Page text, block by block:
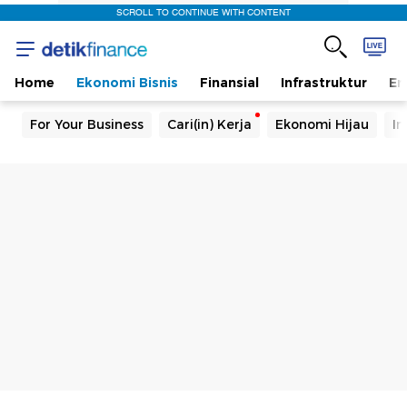
SCROLL TO CONTINUE WITH CONTENT
Home Ekonomi Bisnis Finansial Infrastruktur
For Your Business Cari(in) Kerja Ekonomi Hijau